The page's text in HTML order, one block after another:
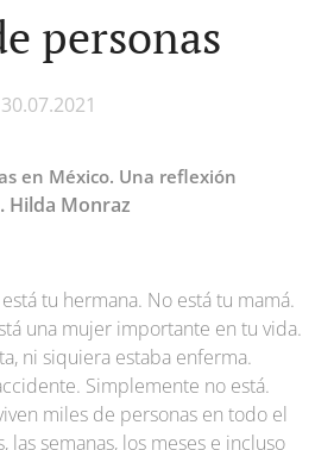
personas
30.07.2021
en México. Una reflexión
Hilda Monraz
tu hermana. No está tu mamá.
una mujer importante en tu vida.
ni siquiera estaba enferma.
Simplemente no está.
miles de personas en todo el
las semanas, los meses e incluso